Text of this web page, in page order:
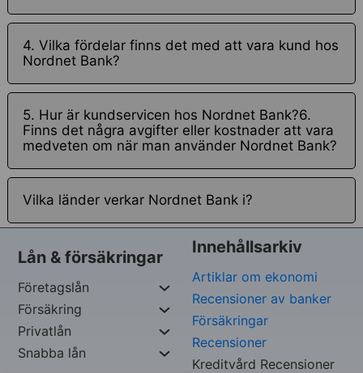
4. Vilka fördelar finns det med att vara kund hos
Nordnet Bank?
5. Hur är kundservicen hos Nordnet Bank?6.
Finns det några avgifter eller kostnader att vara
medveten om när man använder Nordnet Bank?
Vilka länder verkar Nordnet Bank i?
Lån & försäkringar
Företagslån
Försäkring
Privatlån
Snabba lån
Innehållsarkiv
Artiklar om ekonomi
Recensioner av banker
Försäkringar
Recensioner
Kreditvård Recensioner